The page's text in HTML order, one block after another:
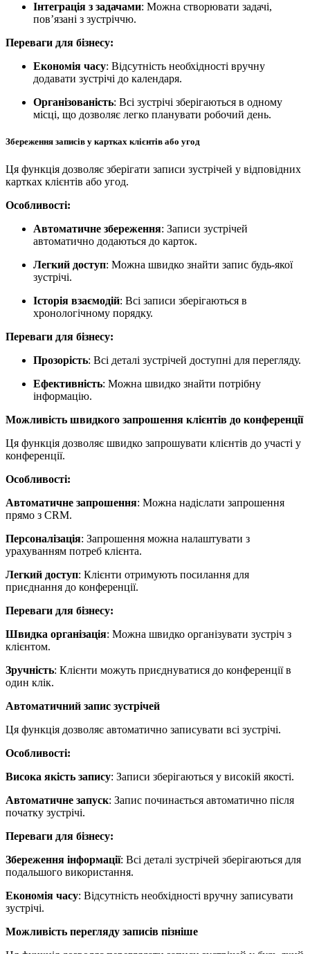
Інтеграція з задачами: Можна створювати задачі,
пов’язані з зустріччю.
Переваги для бізнесу:
Економія часу: Відсутність необхідності вручну
додавати зустрічі до календаря.
Організованість: Всі зустрічі зберігаються в одному
місці, що дозволяє легко планувати робочий день.
Збереження записів у картках клієнтів або угод
Ця функція дозволяє зберігати записи зустрічей у відповідних
картках клієнтів або угод.
Особливості:
Автоматичне збереження: Записи зустрічей
автоматично додаються до карток.
Легкий доступ: Можна швидко знайти запис будь-якої
зустрічі.
Історія взаємодій: Всі записи зберігаються в
хронологічному порядку.
Переваги для бізнесу:
Прозорість: Всі деталі зустрічей доступні для перегляду.
Ефективність: Можна швидко знайти потрібну
інформацію.
Можливість швидкого запрошення клієнтів до конференції
Ця функція дозволяє швидко запрошувати клієнтів до участі у
конференції.
Особливості:
Автоматичне запрошення: Можна надіслати запрошення
прямо з CRM.
Персоналізація: Запрошення можна налаштувати з
урахуванням потреб клієнта.
Легкий доступ: Клієнти отримують посилання для
приєднання до конференції.
Переваги для бізнесу:
Швидка організація: Можна швидко організувати зустріч з
клієнтом.
Зручність: Клієнти можуть приєднуватися до конференції в
один клік.
Автоматичний запис зустрічей
Ця функція дозволяє автоматично записувати всі зустрічі.
Особливості:
Висока якість запису: Записи зберігаються у високій якості.
Автоматичне запуск: Запис починається автоматично після
початку зустрічі.
Переваги для бізнесу:
Збереження інформації: Всі деталі зустрічей зберігаються для
подальшого використання.
Економія часу: Відсутність необхідності вручну записувати
зустрічі.
Можливість перегляду записів пізніше